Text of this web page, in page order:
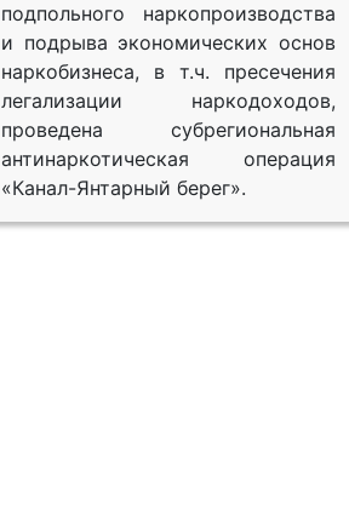
подпольного наркопроизводства
и подрыва экономических основ
наркобизнеса, в т.ч. пресечения
легализации наркодоходов,
проведена субрегиональная
антинаркотическая операция
«Канал-Янтарный берег».